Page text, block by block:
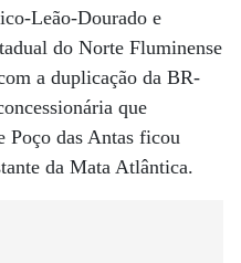
Leão-Dourado e
do Norte Fluminense
a duplicação da BR-
que
Poço das Antas ficou
da Mata Atlântica.